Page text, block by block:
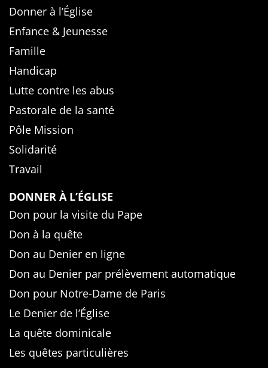
Donner à l’Église
Enfance & Jeunesse
Famille
Handicap
Lutte contre les abus
Pastorale de la santé
Pôle Mission
Solidarité
Travail
DONNER À L’ÉGLISE
Don pour la visite du Pape
Don à la quête
Don au Denier en ligne
Don au Denier par prélèvement automatique
Don pour Notre-Dame de Paris
Le Denier de l’Église
La quête dominicale
Les quêtes particulières